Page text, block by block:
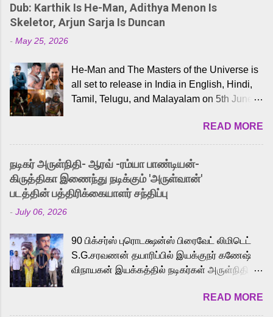
Dub: Karthik Is He-Man, Adithya Menon Is
Skeletor, Arjun Sarja Is Duncan
- May 25, 2026
He-Man and The Masters of the Universe is
all set to release in India in English, Hindi,
Tamil, Telugu, and Malayalam on 5th June,
received a lot of love from cult He-Man fans
and offered audiences an exciting glimpse
into the world of Eternia, the recently
released Tamil trailer has also generated
strong excitement among Tamil audiences.
Adding to the growing buzz is the film’s
to the iconic superhero He-Man. Known for
memorable songs like “Behene De” from
Raavan, “Oru Maalai” from Ghajini, and
loved for his versatile voice and strong
READ MORE
நடிகர் அருள்நிதி- ஆரவ் -ரம்யா பாண்டியன்-
கிருத்திகா இணைந்து நடிக்கும் 'அருள்வான்'
படத்தின் பத்திரிக்கையாளர் சந்திப்பு
- July 06, 2026
90 பிக்சர்ஸ் புரொடக்ஷன்ஸ் பிரைவேட் லிமிடெட்
S.G.சரவணன் தயாரிப்பில் இயக்குநர் கணேஷ்
விநாயகன் இயக்கத்தில் நடிகர்கள் அருள்நிதி -
முக்கிய வேடத்தில் இணைந்து நடித்திருக்கும்
'அருள்வான்' திரைப்படத்தினை
READ MORE